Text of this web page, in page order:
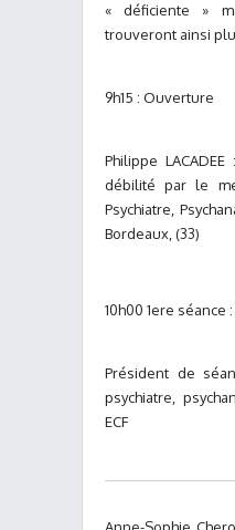
« déficiente »
trouveront ainsi
9h15 : Ouverture
Philippe
débilité par le
Psychiatre,
Bordeaux, (33)
10h00 1ere séance :
Président de
psychiatre,
ECF